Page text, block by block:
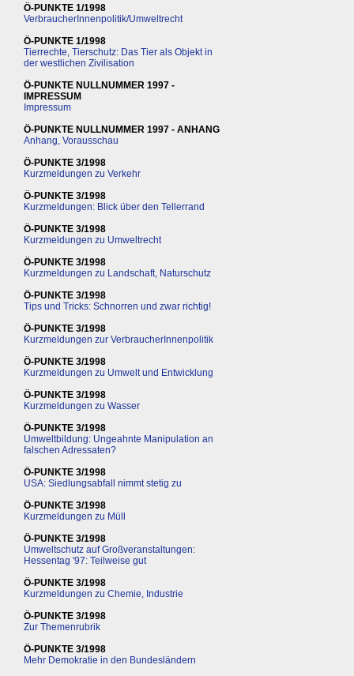
Ö-PUNKTE 1/1998
VerbraucherInnenpolitik/Umweltrecht
Ö-PUNKTE 1/1998
Tierrechte, Tierschutz: Das Tier als Objekt in
der westlichen Zivilisation
Ö-PUNKTE NULLNUMMER 1997 -
IMPRESSUM
Impressum
Ö-PUNKTE NULLNUMMER 1997 - ANHANG
Anhang, Vorausschau
Ö-PUNKTE 3/1998
Kurzmeldungen zu Verkehr
Ö-PUNKTE 3/1998
Kurzmeldungen: Blick über den Tellerrand
Ö-PUNKTE 3/1998
Kurzmeldungen zu Umweltrecht
Ö-PUNKTE 3/1998
Kurzmeldungen zu Landschaft, Naturschutz
Ö-PUNKTE 3/1998
Tips und Tricks: Schnorren und zwar richtig!
Ö-PUNKTE 3/1998
Kurzmeldungen zur VerbraucherInnenpolitik
Ö-PUNKTE 3/1998
Kurzmeldungen zu Umwelt und Entwicklung
Ö-PUNKTE 3/1998
Kurzmeldungen zu Wasser
Ö-PUNKTE 3/1998
Umweltbildung: Ungeahnte Manipulation an
falschen Adressaten?
Ö-PUNKTE 3/1998
USA: Siedlungsabfall nimmt stetig zu
Ö-PUNKTE 3/1998
Kurzmeldungen zu Müll
Ö-PUNKTE 3/1998
Umweltschutz auf Großveranstaltungen:
Hessentag '97: Teilweise gut
Ö-PUNKTE 3/1998
Kurzmeldungen zu Chemie, Industrie
Ö-PUNKTE 3/1998
Zur Themenrubrik
Ö-PUNKTE 3/1998
Mehr Demokratie in den Bundesländern